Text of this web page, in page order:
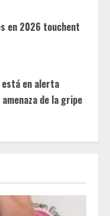
en 2026 touchent
en alerta
de la gripe